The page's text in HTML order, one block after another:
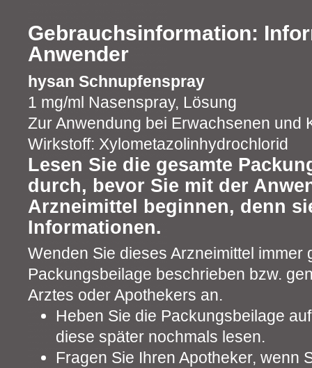
Gebrauchsinformation:
Anwender
hysan Schnupfenspray
1 mg/ml Nasenspray, Lösung
Zur Anwendung bei Erwachsenen und
Wirkstoff: Xylometazolinhydrochlorid
Lesen Sie die gesamte
durch, bevor Sie mit der
Arzneimittel beginnen, denn
Informationen.
Wenden Sie dieses Arzneimittel immer
Packungsbeilage beschrieben bzw.
Arztes oder Apothekers an.
Heben Sie die Packungsbeilage
diese später nochmals lesen.
Fragen Sie Ihren Apotheker, wenn